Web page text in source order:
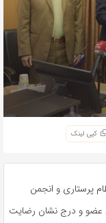
کپی لینک
پرستاری و انجمن
عضو و درج نشان رضایت